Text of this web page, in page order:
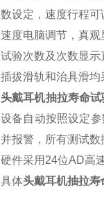
数设定，速度行程
速度电脑调节，真
试验次数及次数显
插拔滑轨和治具滑均
头戴耳机抽拉寿命试
设备自动按照设定
并报警，所有测试
硬件采用 24位AD高
具体头戴耳机抽拉寿